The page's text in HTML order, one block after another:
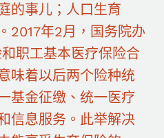
的事儿；人口生育
2017年2月，国务院办
职工基本医疗保险合
味着以后两个险种统
基金征缴、统一医疗
信息服务。此举解决